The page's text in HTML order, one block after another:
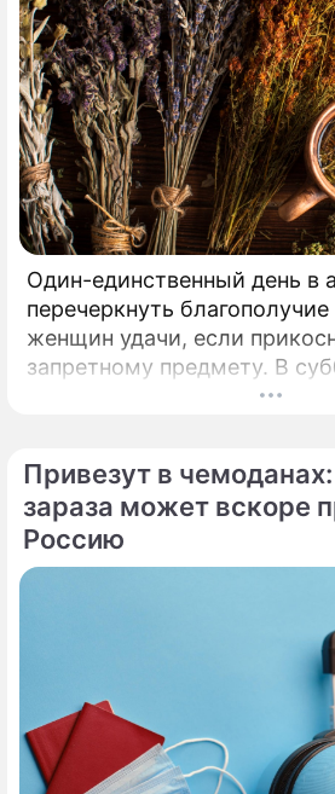
Один-единственный день в
перечеркнуть
женщин удачи, если
запретному предмету. В
православная церковь
Никомидийских.
Привезут в
зараза может вскоре
Россию